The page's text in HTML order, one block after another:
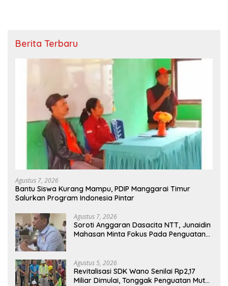
Berita Terbaru
Agustus 7, 2026
Bantu Siswa Kurang Mampu, PDIP Manggarai Timur
Salurkan Program Indonesia Pintar
Agustus 7, 2026
Soroti Anggaran Dasacita NTT, Junaidin
Mahasan Minta Fokus Pada Penguatan
Agustus 5, 2026
Revitalisasi SDK Wano Senilai Rp2,17
Miliar Dimulai, Tonggak Penguatan Mutu